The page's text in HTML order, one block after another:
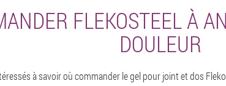
FLEKOSTEEL À
DOULEUR
à savoir où commander le gel pour joint et dos